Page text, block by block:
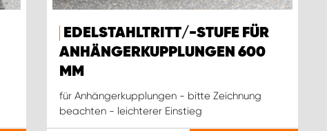
EDELSTAHLTRITT/-STUFE FÜR
ANHÄNGERKUPPLUNGEN 600
MM
für Anhängerkupplungen - bitte Zeichnung
beachten - leichterer Einstieg